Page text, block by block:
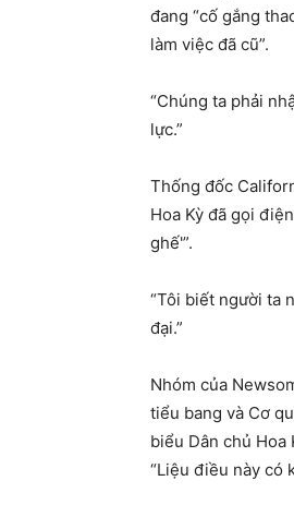
đang “cố gắng
làm việc đã cũ”.
“Chúng ta phải
lực.”
Thống đốc
Hoa Kỳ đã gọi
ghế'”.
“Tôi biết người ta
đại.”
Nhóm của
tiểu bang và Cơ
biểu Dân chủ Hoa
“Liệu điều này có